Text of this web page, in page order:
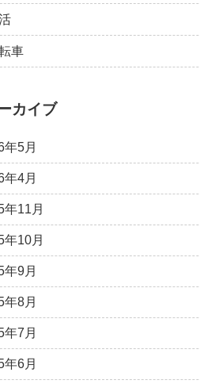
車
カイブ
年5月
年4月
年11月
年10月
年9月
年8月
年7月
年6月